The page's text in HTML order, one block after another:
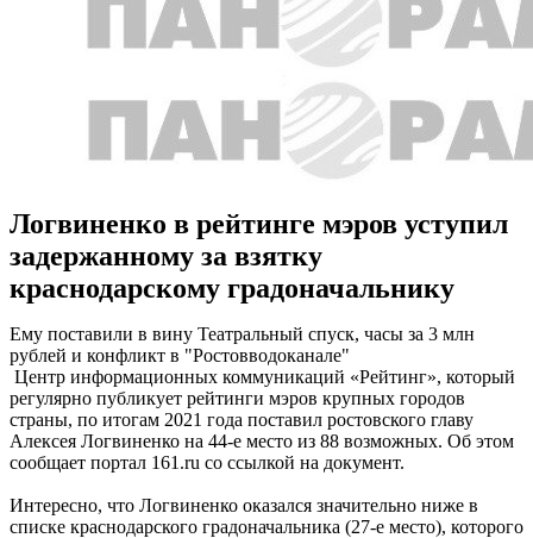
Логвиненко в рейтинге мэров уступил
задержанному за взятку
краснодарскому градоначальнику
Ему поставили в вину Театральный спуск, часы за 3 млн
рублей и конфликт в "Ростовводоканале"
Центр информационных коммуникаций «Рейтинг», который
регулярно публикует рейтинги мэров крупных городов
страны, по итогам 2021 года поставил ростовского главу
Алексея Логвиненко на 44-е место из 88 возможных. Об этом
сообщает портал 161.ru со ссылкой на документ.
Интересно, что Логвиненко оказался значительно ниже в
списке краснодарского градоначальника (27-е место), которого